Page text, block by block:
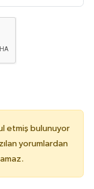
etmiş bulunuyor
yorumlardan